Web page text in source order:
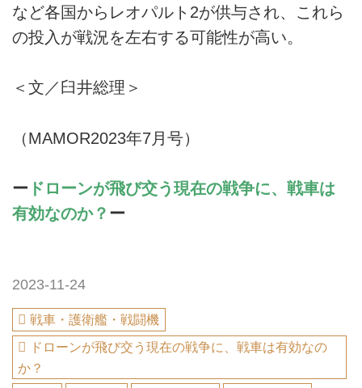
など各国からレオパルト2が供与され、これら
の投入が戦況を左右する可能性が高い。
＜文／臼井総理＞
（MAMOR2023年7月号）
ー ドローンが飛び交う現在の戦争に、戦車は
有効なのか？ ー
2023-11-24
戦車・護衛艦・戦闘機
ドローンが飛び交う現在の戦争に、戦車は有効なの
か？